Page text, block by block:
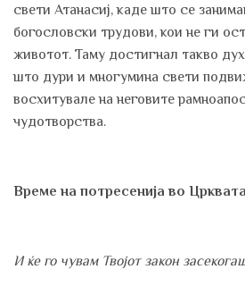
свети Атанасиј, каде што се
богословски трудови, кои не ги
животот. Таму достигнал такво
што дури и многумина свети
восхитувале на неговите
чудотворства.
Време на потресенија во Црквата
И ќе го чувам Твојот закон